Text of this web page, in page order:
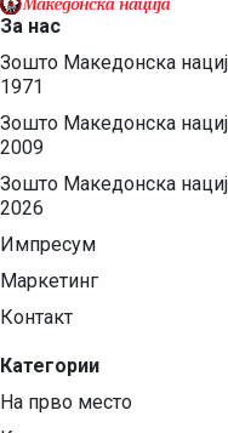
За нас
Зошто Македонска
1971
Зошто Македонска
2009
Зошто Македонска
2026
Импресум
Маркетинг
Контакт
Категории
На прво место